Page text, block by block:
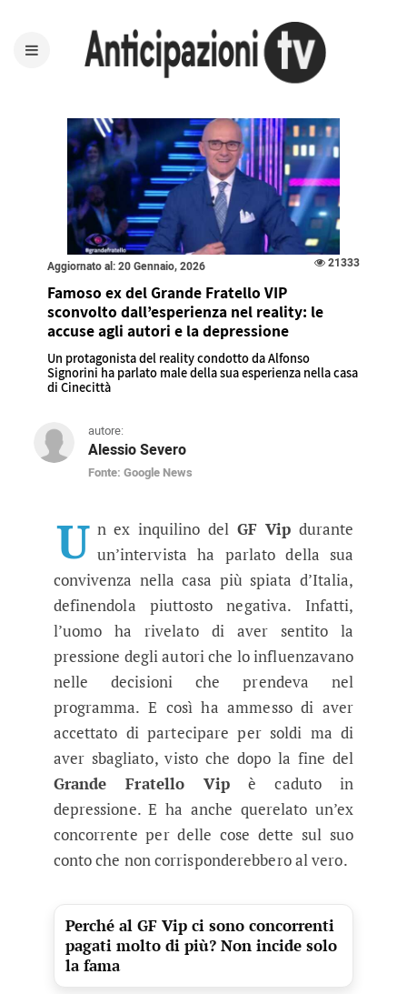
Aggiornato al: 20 Gennaio, 2026 21333
Famoso ex del Grande Fratello VIP
sconvolto dall’esperienza nel reality: le
accuse agli autori e la depressione
Un protagonista del reality condotto da Alfonso
Signorini ha parlato male della sua esperienza nella casa
di Cinecittà
autore:
Alessio Severo
Fonte: Google News
Famoso ex del Grande Fratello
U n ex inquilino del GF Vip durante
un’intervista ha parlato della sua
convivenza nella casa più spiata d’Italia,
definendola piuttosto negativa. Infatti,
l’uomo ha rivelato di aver sentito la
pressione degli autori che lo influenzavano
nelle decisioni che prendeva nel
programma. E così ha ammesso di aver
accettato di partecipare per soldi ma di
aver sbagliato, visto che dopo la fine del
Grande Fratello Vipè caduto in
depressione. E ha anche querelato un’ex
concorrente per delle cose dette sul suo
conto che non corrisponderebbero al vero.
Perché al GF Vip ci sono concorrenti
pagati molto di più? Non incide solo
la fama